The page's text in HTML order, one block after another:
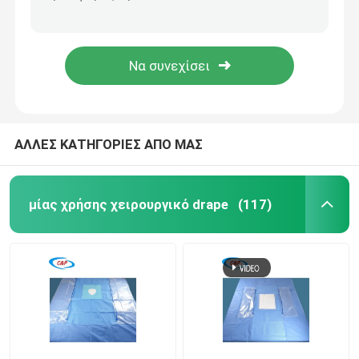
Μίας χρήσης χειρουργικό πακέτο
Μίας χρήσης χειρουργική εσθήτα
Πακέτο Drape αγγειογραφίας
Τμήμα Γ Χειρουργική κουρτίνα
ΑΛΛΕΣ ΚΑΤΗΓΟΡΙΕΣ ΑΠΟ ΜΑΣ
μίας χρήσης χειρουργικό drape (117)